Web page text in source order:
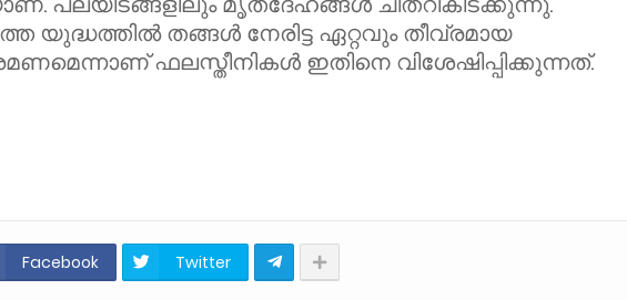
യുദ്ധത്തിൽ തങ്ങൾ നേരിട്ട ഏറ്റവും തീവ്രമായ
ഫലസ്തീനികൾ ഇതിനെ വിശേഷിപ്പിക്കുന്നത്.
Facebook Twitter